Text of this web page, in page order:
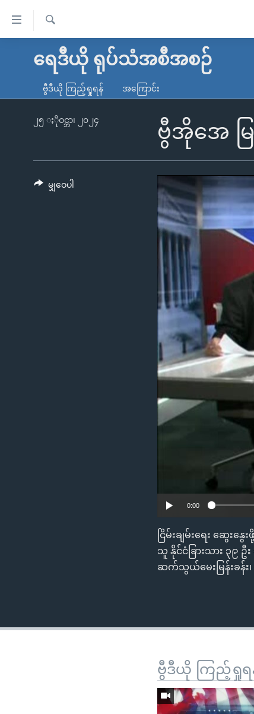
လွယ်ကူ
သည့်
မူလစာမျက်နှာ
ကမ္ဘာ့သတင်းများ
နိုင်ငံတကာ
တရုတ်
အစ္စရေး-ပါလက်စတိုင်း
ရပ်ဝန်းတခု လမ်းတခု အလွန်
အင်္ဂလိပ်စာလေ့လာမယ်
ရ
ရေဒီယို ရုပ်သံအစီအစဉ်
ဗွီဒီယို ကြည့်ရှုရန် အကြောင်း
ဗွီအိုအေ မြ
၂၅ ႏိုဝင္ဘာ၊ ၂၀၂၄
0:00
ငြိမ်းချမ်းရေး ဆွေ
သူ နိုင်ငံခြားသား ၃၉
ဆက်သွယ်မေးမြန်းခန်
မျှဝေပါ
ဗွီဒီယို ကြည့်ရှုရ